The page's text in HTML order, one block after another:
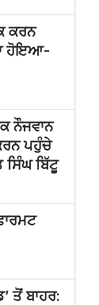
ਕਰਨ
ਹੋਇਆ-
ਨੌਜਵਾਨ
ਪਹੁੰਚੇ
ਸਿੰਘ ਬਿੱਟੂ
ਤੋਂ ਬਾਹਰ: